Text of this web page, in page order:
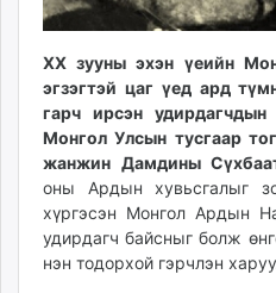
unuudur.mn
mglradio.com
fact.mn
itoim.mn
tumen.mn
shuum.mn
times.mn
tvmongolia.mn
XX зууны эхэн үеийн
эгзэгтэй цаг үед ард
гарч ирсэн
Монгол Улсын тусгаар
жанжин Дамдины
оны Ардын хувьсгалыг
хүргэсэн Монгол Ардын
удирдагч байсныг болж
нэн тодорхой гэрчлэн